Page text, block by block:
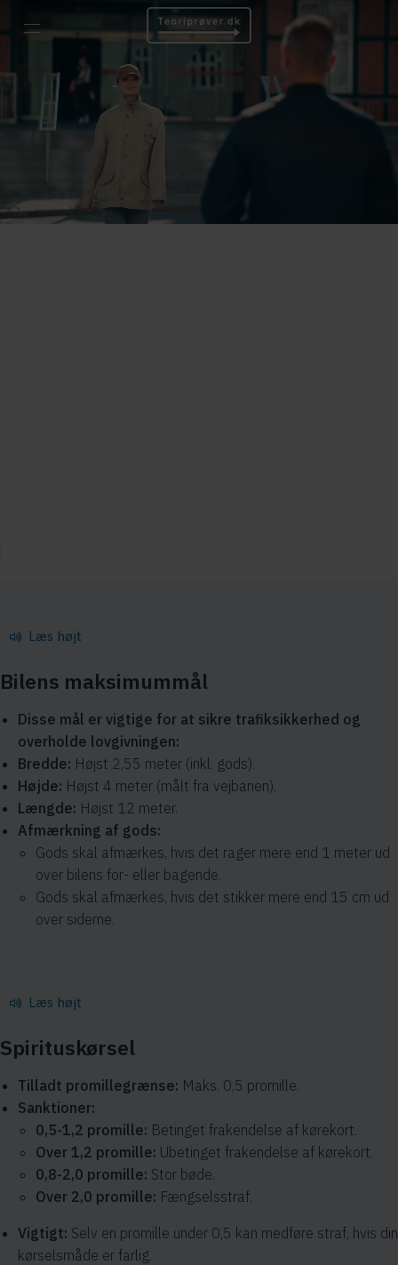
Læs højt
Bilens maksimummål
Disse mål er vigtige for at sikre trafiksikkerhed og
overholde lovgivningen:
Bredde: Højst 2,55 meter (inkl. gods).
Højde: Højst 4 meter (målt fra vejbanen).
Længde: Højst 12 meter.
Afmærkning af gods:
Gods skal afmærkes, hvis det rager mere end 1 meter ud
over bilens for- eller bagende.
Gods skal afmærkes, hvis det stikker mere end 15 cm ud
over siderne.
Læs højt
Spirituskørsel
Tilladt promillegrænse: Maks. 0,5 promille.
Sanktioner:
0,5-1,2 promille: Betinget frakendelse af kørekort.
Over 1,2 promille: Ubetinget frakendelse af kørekort.
0,8-2,0 promille: Stor bøde.
Over 2,0 promille: Fængselsstraf.
Vigtigt: Selv en promille under 0,5 kan medføre straf, hvis din
kørselsmåde er farlig.